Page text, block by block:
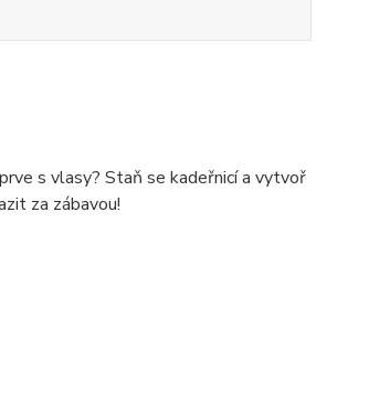
s vlasy? Staň se kadeřnicí a vytvoř
za zábavou!